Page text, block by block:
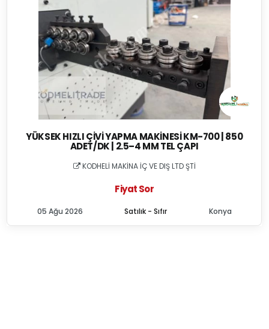
YÜKSEK HIZLI ÇIVI YAPMA MAKINESI KM-700 | 850
ADET/DK | 2.5–4 MM TEL ÇAPI
KODHELİ MAKİNA İÇ VE DIŞ LTD ŞTİ
Fiyat Sor
Satılık - Sıfır
05 Ağu 2026 Konya